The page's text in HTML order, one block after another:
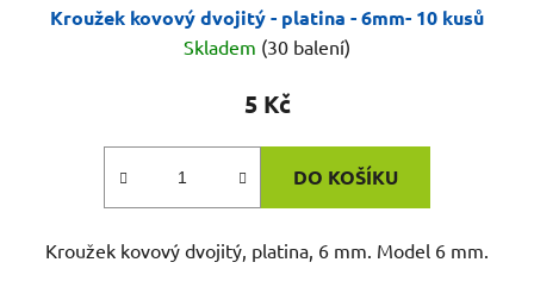
Kroužek kovový dvojitý - platina - 6mm- 10 kusů
Skladem (30 balení)
5 Kč
DO KOŠÍKU
Kroužek kovový dvojitý, platina, 6 mm. Model 6 mm.